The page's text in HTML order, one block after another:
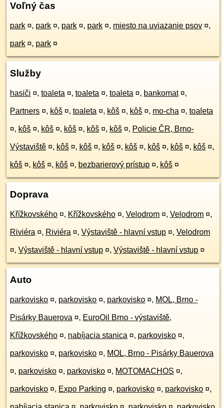
Voľný čas
park ¤, park ¤, park ¤, park ¤, miesto na uviazanie psov ¤,
park ¤, park ¤
Služby
hasiči ¤, toaleta ¤, toaleta ¤, toaleta ¤, bankomat ¤,
Partners ¤, kôš ¤, toaleta ¤, kôš ¤, kôš ¤, mo-cha ¤, toaleta
¤, kôš ¤, kôš ¤, kôš ¤, kôš ¤, kôš ¤, Policie ČR, Brno-
Výstaviště ¤, kôš ¤, kôš ¤, kôš ¤, kôš ¤, kôš ¤, kôš ¤, kôš ¤,
kôš ¤, kôš ¤, kôš ¤, bezbarierový prístup ¤, kôš ¤
Doprava
Křížkovského ¤, Křížkovského ¤, Velodrom ¤, Velodrom ¤,
Riviéra ¤, Riviéra ¤, Výstaviště - hlavní vstup ¤, Velodrom
¤, Výstaviště - hlavní vstup ¤, Výstaviště - hlavní vstup ¤
Auto
parkovisko ¤, parkovisko ¤, parkovisko ¤, MOL, Brno -
Pisárky Bauerova ¤, EuroOil Brno - výstaviště,
Křížkovského ¤, nabíjacia stanica ¤, parkovisko ¤,
parkovisko ¤, parkovisko ¤, MOL, Brno - Pisárky Bauerova
¤, parkovisko ¤, parkovisko ¤, MOTOMACHOS ¤,
parkovisko ¤, Expo Parking ¤, parkovisko ¤, parkovisko ¤,